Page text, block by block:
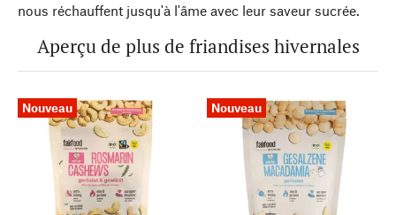
nous réchauffent jusqu'à l'âme avec leur saveur sucrée.
Aperçu de plus de friandises hivernales
Nouveau Nouveau